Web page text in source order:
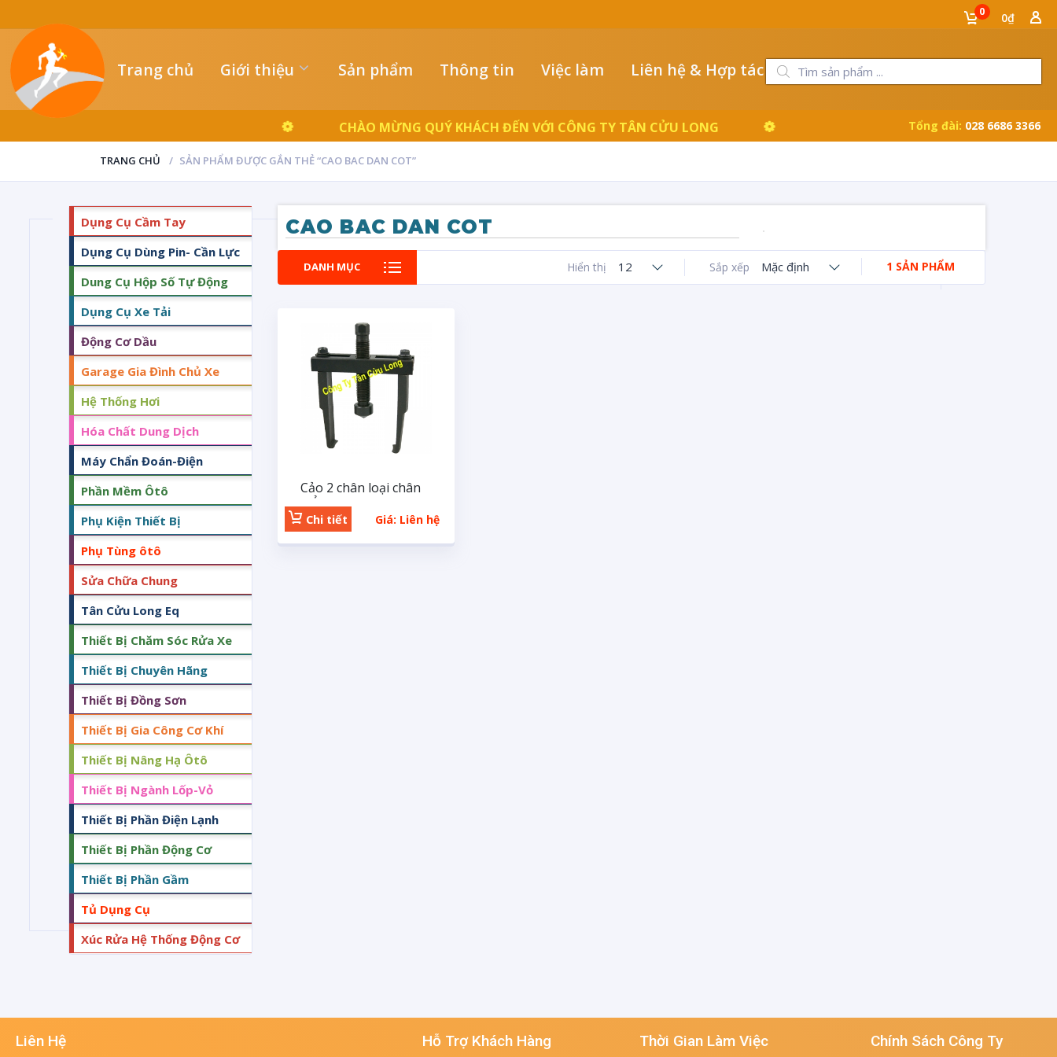
0 0₫
Trang chủ Giới thiệu Sản phẩm Thông tin Việc làm Liên hệ & Hợp tác
CHÀO MỪNG QUÝ KHÁCH ĐẾN VỚI CÔNG TY TÂN CỬU LONG Tổng đài: 028 6686 3366
TRANG CHỦ SẢN PHẨM ĐƯỢC GẮN THẺ “CAO BAC DAN COT”
Dụng Cụ Cầm Tay
Dụng Cụ Dùng Pin- Cần Lực
Dung Cụ Hộp Số Tự Động
Dụng Cụ Xe Tải
Động Cơ Dầu
Garage Gia Đình Chủ Xe
Hệ Thống Hơi
Hóa Chất Dung Dịch
Máy Chẩn Đoán-Điện
Phần Mềm Ôtô
Phụ Kiện Thiết Bị
Phụ Tùng ôtô
Sửa Chữa Chung
Tân Cửu Long Eq
Thiết Bị Chăm Sóc Rửa Xe
Thiết Bị Chuyên Hãng
Thiết Bị Đồng Sơn
Thiết Bị Gia Công Cơ Khí
Thiết Bị Nâng Hạ Ôtô
Thiết Bị Ngành Lốp-Vỏ
Thiết Bị Phần Điện Lạnh
Thiết Bị Phần Động Cơ
Thiết Bị Phần Gầm
Tủ Dụng Cụ
Xúc Rửa Hệ Thống Động Cơ
CAO BAC DAN COT
DANH MỤC 1 SẢN PHẨM
Sắp xếp Mặc định
Hiển thị 12
Cảo 2 chân loại chân
mỏng
Giá: Liên hệ
Chi tiết
Liên Hệ Hỗ Trợ Khách Hàng Thời Gian Làm Việc Chính Sách Công Ty